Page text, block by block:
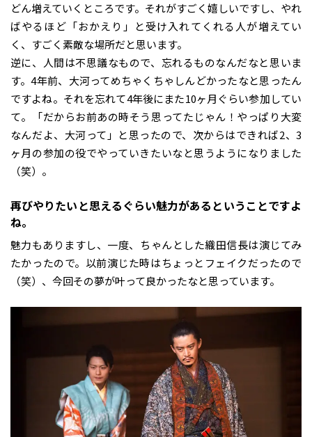
どん増えていくところです。それがすごく嬉しいですし、やれ
ばやるほど「おかえり」と受け入れてくれる人が増えてい
く、すごく素敵な場所だと思います。
逆に、人間は不思議なもので、忘れるものなんだなと思いま
す。4年前、大河ってめちゃくちゃしんどかったなと思ったん
ですよね。それを忘れて4年後にまた10ヶ月ぐらい参加してい
て。「だからお前あの時そう思ってたじゃん！やっぱり大変
なんだよ、大河って」と思ったので、次からはできれば2、3
ヶ月の参加の役でやっていきたいなと思うようになりました
（笑）。
――再びやりたいと思えるぐらい魅力があるということですよ
ね。
魅力もありますし、一度、ちゃんとした織田信長は演じてみ
たかったので。以前演じた時はちょっとフェイクだったので
（笑）、今回その夢が叶って良かったなと思っています。